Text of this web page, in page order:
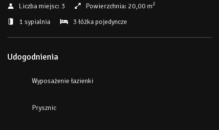
Liczba miejsc: 3 Powierzchnia: 20,00 m2
1 sypialnia 3 łóżka pojedyncze
Udogodnienia
Wyposażenie łazienki
Prysznic